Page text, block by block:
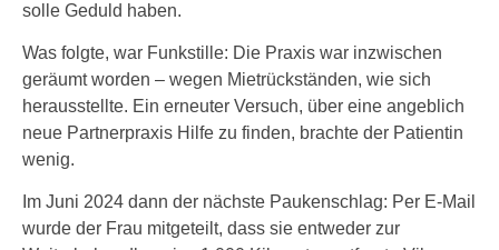
solle Geduld haben.
Was folgte, war Funkstille: Die Praxis war inzwischen
geräumt worden – wegen Mietrückständen, wie sich
herausstellte. Ein erneuter Versuch, über eine angeblich
neue Partnerpraxis Hilfe zu finden, brachte der Patientin
wenig.
Im Juni 2024 dann der nächste Paukenschlag: Per E-Mail
wurde der Frau mitgeteilt, dass sie entweder zur